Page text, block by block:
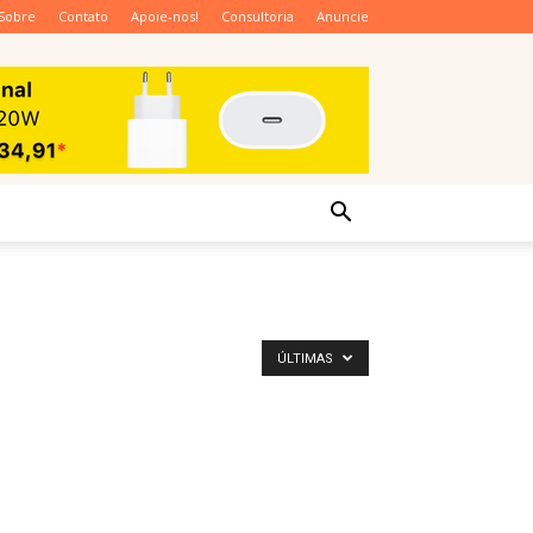
Sobre Contato Apoie-nos! Consultoria Anuncie
ÚLTIMAS